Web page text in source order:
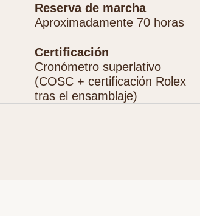
Reserva de marcha
Aproximadamente 70 horas
Certificación
Cronómetro superlativo
(COSC + certificación Rolex
tras el ensamblaje)